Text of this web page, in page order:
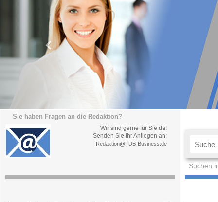
Sie haben Fragen an die Redaktion?
Wir sind gerne für Sie da!
Senden Sie Ihr Anliegen an:
Redaktion@FDB-Business.de
Suchen